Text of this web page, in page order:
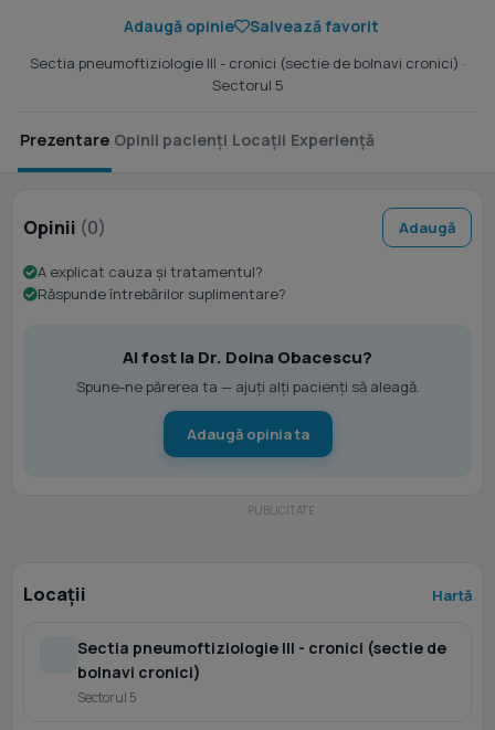
Adaugă opinie
Salvează favorit
Sectia pneumoftiziologie III - cronici (sectie de bolnavi cronici) ·
Sectorul 5
Prezentare Opinii pacienți Locații Experiență
Opinii (0) Adaugă
A explicat cauza și tratamentul?
Răspunde întrebărilor suplimentare?
Ai fost la Dr. Doina Obacescu?
Spune-ne părerea ta — ajuți alți pacienți să aleagă.
Adaugă opinia ta
Locații Hartă
Sectia pneumoftiziologie III - cronici (sectie de
bolnavi cronici)
Sectorul 5